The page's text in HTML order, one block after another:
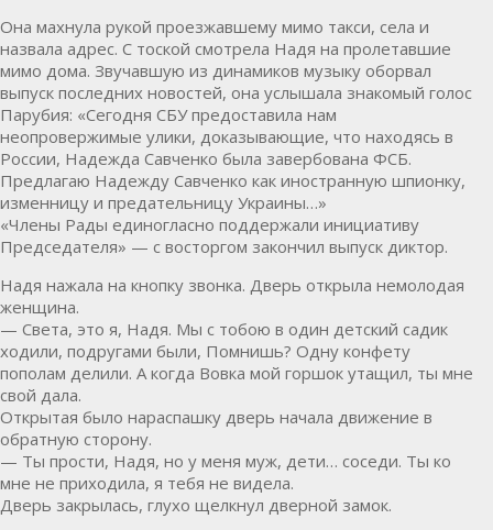
Она махнула рукой проезжавшему мимо такси, села и
назвала адрес. С тоской смотрела Надя на пролетавшие
мимо дома. Звучавшую из динамиков музыку оборвал
выпуск последних новостей, она услышала знакомый голос
Парубия: «Сегодня СБУ предоставила нам
неопровержимые улики, доказывающие, что находясь в
России, Надежда Савченко была завербована ФСБ.
Предлагаю Надежду Савченко как иностранную шпионку,
изменницу и предательницу Украины…»
«Члены Рады единогласно поддержали инициативу
Председателя» — с восторгом закончил выпуск диктор.
Надя нажала на кнопку звонка. Дверь открыла немолодая
женщина.
— Света, это я, Надя. Мы с тобою в один детский садик
ходили, подругами были, Помнишь? Одну конфету
пополам делили. А когда Вовка мой горшок утащил, ты мне
свой дала.
Открытая было нараспашку дверь начала движение в
обратную сторону.
— Ты прости, Надя, но у меня муж, дети… соседи. Ты ко
мне не приходила, я тебя не видела.
Дверь закрылась, глухо щелкнул дверной замок.